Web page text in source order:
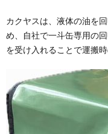
カクヤスは、液体の油を
め、自社で一斗缶専用の
を受け入れることで運搬